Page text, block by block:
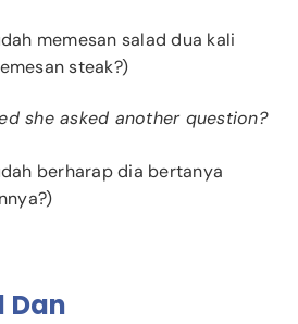
memesan salad dua kali
steak?)
she asked another question?
berharap dia bertanya
Dan